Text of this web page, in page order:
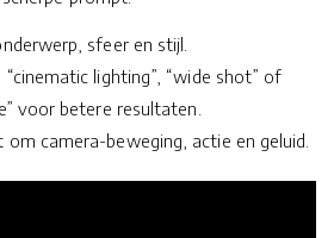
sfeer en stijl.
lighting”, “wide shot” of
voor betere resultaten.
om camera-beweging, actie en geluid.